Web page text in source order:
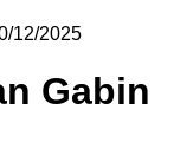
12/2025
Gabin